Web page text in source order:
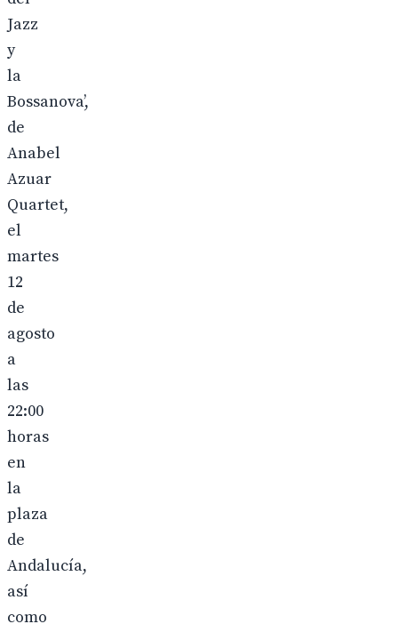
Jazz
y
la
Bossanova’,
de
Anabel
Azuar
Quartet,
el
martes
12
de
agosto
a
las
22:00
horas
en
la
plaza
de
Andalucía,
así
como